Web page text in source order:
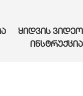
ყიდვის ვიდეო
ინსტრუქცია